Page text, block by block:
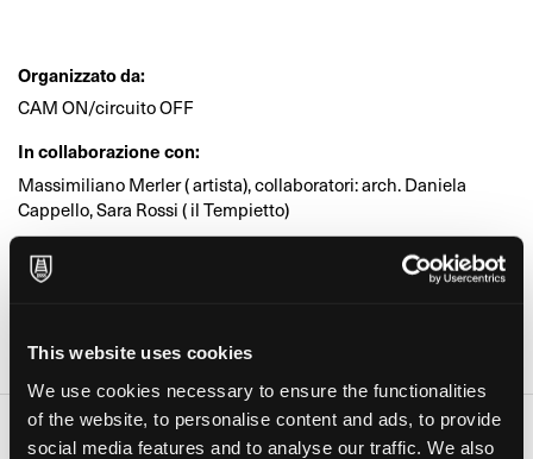
This website uses cookies
We use cookies necessary to ensure the functionalities
of the website, to personalise content and ads, to provide
social media features and to analyse our traffic. We also
Organizzato da:
CAM ON/circuito OFF
In collaborazione con:
Massimiliano Merler ( artista), collaboratori: arch. Daniela
Cappello, Sara Rossi ( il Tempietto)
Età:
Bambini, Ragazzi, Adulti
"Il Tempietto" da Sara, Mauro e Marta (Lucca)
Date e orari